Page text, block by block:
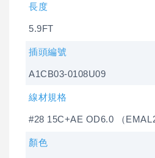
長度
5.9FT
插頭編號
A1CB03-0108U09
線材規格
#28 15C+AE OD6.0 （
顏色